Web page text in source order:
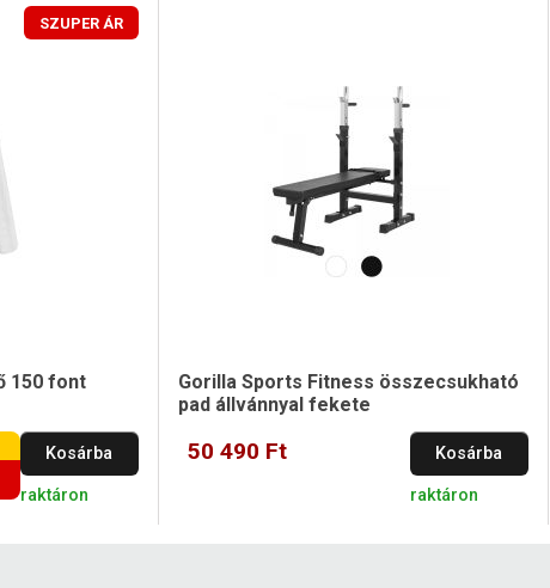
SZUPER ÁR
150 font
Kosárba
raktáron
Gorilla Sports Fitness összecsukható
pad állvánnyal fekete
50 490 Ft Kosárba
raktáron